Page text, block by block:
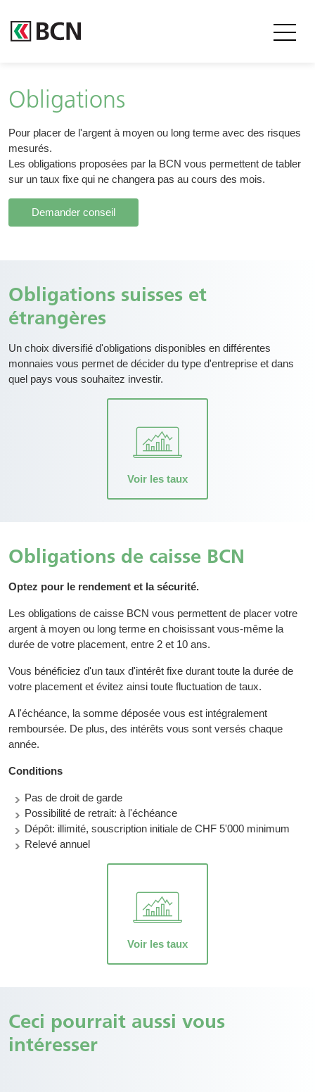
Obligations
Body
Pour placer de l'argent à moyen ou long terme avec des risques
mesurés.
Les obligations proposées par la BCN vous permettent de tabler
sur un taux fixe qui ne changera pas au cours des mois.
Demander conseil
Obligations suisses et
étrangères
Un choix diversifié d'obligations disponibles en différentes
monnaies vous permet de décider du type d'entreprise et dans
quel pays vous souhaitez investir.
Voir les taux
Obligations de caisse BCN
Optez pour le rendement et la sécurité.
Les obligations de caisse BCN vous permettent de placer votre
argent à moyen ou long terme en choisissant vous-même la
durée de votre placement, entre 2 et 10 ans.
Vous bénéficiez d'un taux d'intérêt fixe durant toute la durée de
votre placement et évitez ainsi toute fluctuation de taux.
A l'échéance, la somme déposée vous est intégralement
remboursée. De plus, des intérêts vous sont versés chaque
année.
Conditions
Pas de droit de garde
Possibilité de retrait: à l'échéance
Dépôt: illimité, souscription initiale de CHF 5'000 minimum
Relevé annuel
Voir les taux
Ceci pourrait aussi vous
intéresser